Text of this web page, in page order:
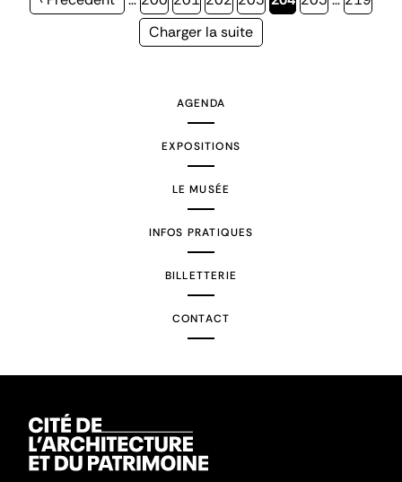
Page
Charger la suite
AGENDA
EXPOSITIONS
LE MUSÉE
INFOS PRATIQUES
BILLETTERIE
CONTACT